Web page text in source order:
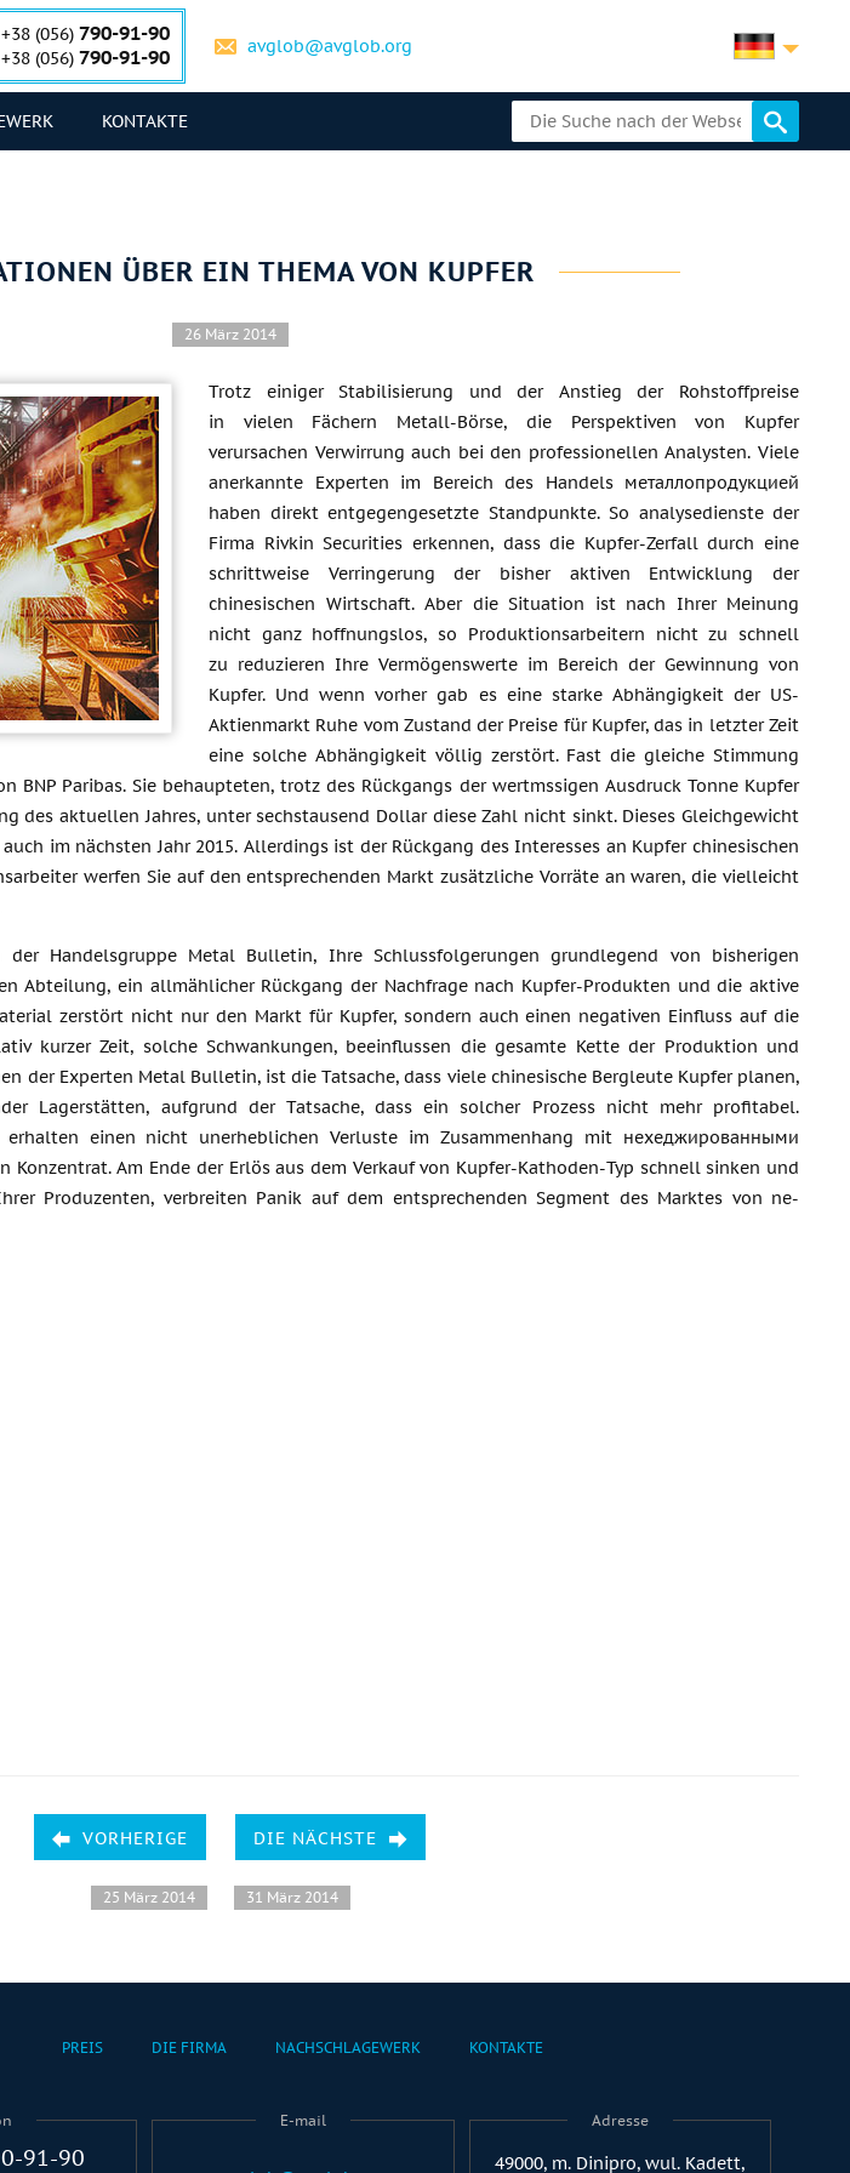
+38 (056) 790-91-90
+38 (056) 790-91-90 avglob@avglob.org
KONTAKTE
ÜBER EIN THEMA VON KUPFER
26 März 2014
Trotz einiger Stabilisierung und der Anstieg der Rohstoffpreise
in vielen Fächern Metall-Börse, die Perspektiven von Kupfer
verursachen Verwirrung auch bei den professionellen Analysten. Viele
anerkannte Experten im Bereich des Handels металлопродукцией
haben direkt entgegengesetzte Standpunkte. So analysedienste der
Firma Rivkin Securities erkennen, dass die Kupfer-Zerfall durch eine
schrittweise Verringerung der bisher aktiven Entwicklung der
chinesischen Wirtschaft. Aber die Situation ist nach Ihrer Meinung
nicht ganz hoffnungslos, so Produktionsarbeitern nicht zu schnell
zu reduzieren Ihre Vermögenswerte im Bereich der Gewinnung von
Kupfer. Und wenn vorher gab es eine starke Abhängigkeit der US-
Aktienmarkt Ruhe vom Zustand der Preise für Kupfer, das in letzter Zeit
eine solche Abhängigkeit völlig zerstört. Fast die gleiche Stimmung
Paribas. Sie behaupteten, trotz des Rückgangs der wertmssigen Ausdruck Tonne Kupfer
des aktuellen Jahres, unter sechstausend Dollar diese Zahl nicht sinkt. Dieses Gleichgewicht
im nächsten Jahr 2015. Allerdings ist der Rückgang des Interesses an Kupfer chinesischen
werfen Sie auf den entsprechenden Markt zusätzliche Vorräte an waren, die vielleicht
Handelsgruppe Metal Bulletin, Ihre Schlussfolgerungen grundlegend von bisherigen
Abteilung, ein allmählicher Rückgang der Nachfrage nach Kupfer-Produkten und die aktive
zerstört nicht nur den Markt für Kupfer, sondern auch einen negativen Einfluss auf die
kurzer Zeit, solche Schwankungen, beeinflussen die gesamte Kette der Produktion und
der Experten Metal Bulletin, ist die Tatsache, dass viele chinesische Bergleute Kupfer planen,
Lagerstätten, aufgrund der Tatsache, dass ein solcher Prozess nicht mehr profitabel.
einen nicht unerheblichen Verluste im Zusammenhang mit нехеджированными
Am Ende der Erlös aus dem Verkauf von Kupfer-Kathoden-Typ schnell sinken und
Produzenten, verbreiten Panik auf dem entsprechenden Segment des Marktes von ne-
VORHERIGE
25 März 2014
DIE NÄCHSTE
31 März 2014
PREIS DIE FIRMA NACHSCHLAGEWERK KONTAKTE
91-90
E-mail Adresse
49000, m. Dinipro, wul. Kadett,